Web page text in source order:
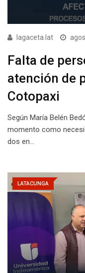
lagaceta.lat
Falta de
atención de
Cotopaxi
Según María Belén
momento como
dos en…
LATACUNGA